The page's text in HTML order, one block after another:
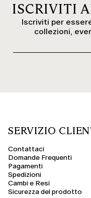
ISCRIVITI
Iscriviti per
collezioni,
SERVIZIO
Contattaci
Domande Frequenti
Pagamenti
Spedizioni
Cambi e Resi
Sicurezza del prodotto